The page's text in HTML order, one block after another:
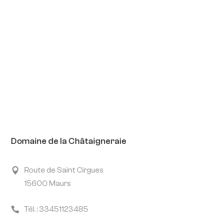
Domaine de la Châtaigneraie

Route de Saint Cirgues
15600 Maurs
 Tél. : 33451123485